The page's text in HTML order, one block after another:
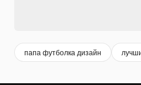
папа футболка дизайн